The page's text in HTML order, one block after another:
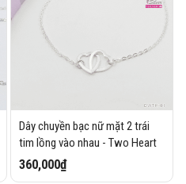
Dây chuyền bạc nữ mặt 2 trái
tim lồng vào nhau - Two Heart
360,000₫